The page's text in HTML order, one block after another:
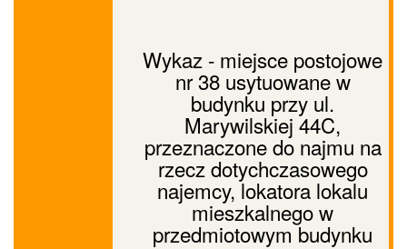
Wykaz - miejsce postojowe
nr 38 usytuowane w
budynku przy ul.
Marywilskiej 44C,
przeznaczone do najmu na
rzecz dotychczasowego
najemcy, lokatora lokalu
mieszkalnego w
przedmiotowym budynku